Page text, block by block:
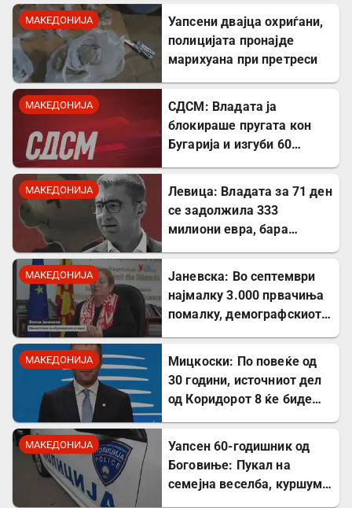
МАКЕДОНИЈА
Уапсени двајца охриѓани,
полицијата пронајде
марихуана при претреси
МАКЕДОНИЈА
СДСМ: Владата ја
блокираше пругата кон
Бугарија и изгуби 60
МАКЕДОНИЈА
Левица: Владата за 71 ден
се задолжила 333
милиони евра, бара
МАКЕДОНИЈА
Јаневска: Во септември
најмалку 3.000 првачиња
помалку, демографскиот
МАКЕДОНИЈА
Мицкоски: По повеќе од
30 години, источниот дел
од Коридорот 8 ќе биде
МАКЕДОНИЈА
Уапсен 60-годишник од
Боговиње: Пукал на
семејна веселба, куршум